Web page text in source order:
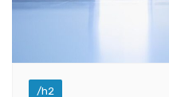
/h2